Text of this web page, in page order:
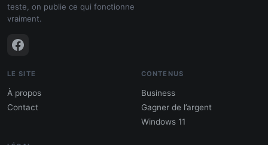
teste, on publie ce qui fonctionne
vraiment.
LE SITE
À propos
Contact
CONTENUS
Business
Gagner de l’argent
Windows 11